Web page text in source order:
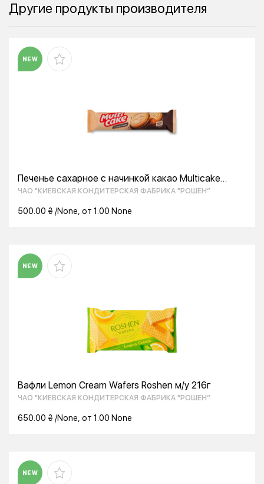
Другие продукты производителя
NEW
Печенье сахарное с начинкой какао Multicake
Roshen м/у 180г
ЧАО "КИЕВСКАЯ КОНДИТЕРСКАЯ ФАБРИКА "РОШЕН“
500.00 ₴ /None, от 1.00 None
NEW
Вафли Lemon Cream Wafers Roshen м/у 216г
ЧАО "КИЕВСКАЯ КОНДИТЕРСКАЯ ФАБРИКА "РОШЕН“
650.00 ₴ /None, от 1.00 None
NEW